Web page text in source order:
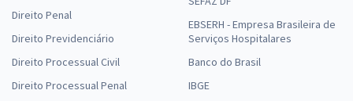
Direito Penal
Direito Previdenciário
Direito Processual Civil
Direito Processual Penal
EBSERH - Empresa Brasileira de
Serviços Hospitalares
Banco do Brasil
IBGE